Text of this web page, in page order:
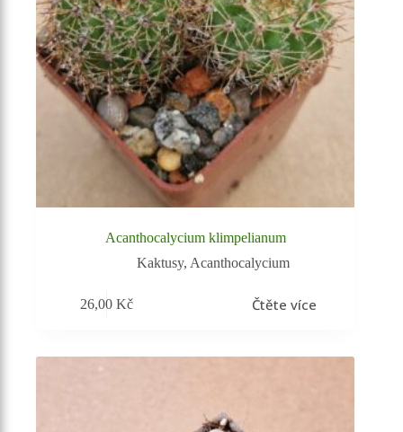
Acanthocalycium klimpelianum
Kaktusy, Acanthocalycium
26,00Kč Čtěte více